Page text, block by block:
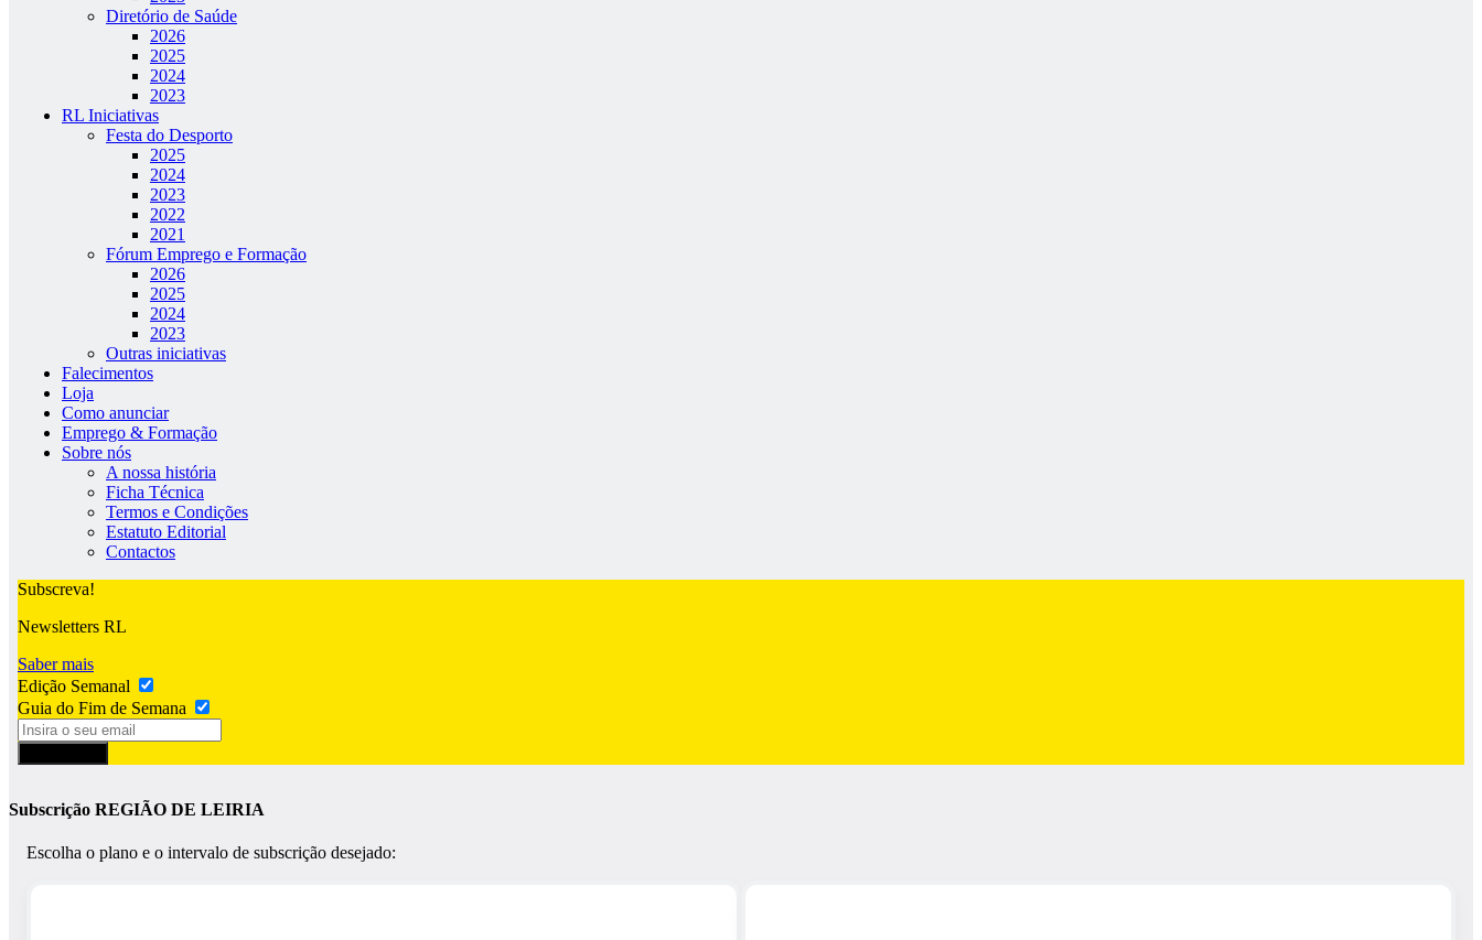
Diretório de Saúde
2026
2025
2024
2023
RL Iniciativas
Festa do Desporto
2025
2024
2023
2022
2021
Fórum Emprego e Formação
2026
2025
2024
2023
Outras iniciativas
Falecimentos
Loja
Como anunciar
Emprego & Formação
Sobre nós
A nossa história
Ficha Técnica
Termos e Condições
Estatuto Editorial
Contactos
Subscreva!
Newsletters RL
Saber mais
Edição Semanal
Guia do Fim de Semana
Subscrição REGIÃO DE LEIRIA
Escolha o plano e o intervalo de subscrição desejado: